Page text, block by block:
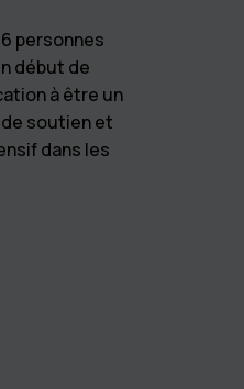
personnes
début de
à être un
soutien et
dans les